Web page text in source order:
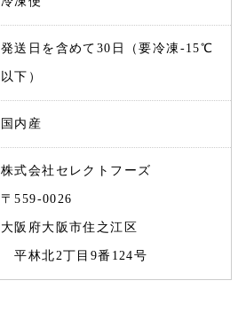
発送日を含めて30日（要冷凍-15℃
以下）
国内産
株式会社セレクトフーズ
〒559-0026
大阪府大阪市住之江区
平林北2丁目9番124号